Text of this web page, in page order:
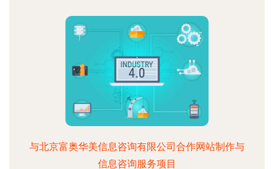
与北京富奥华美信息咨询有限公司合作网站制作与
信息咨询服务项目